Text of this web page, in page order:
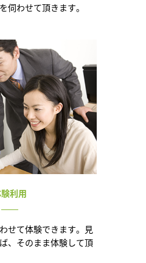
伺わせて頂きます。
利用
せて体験できます。見
、そのまま体験して頂